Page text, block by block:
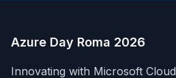
Azure Day Roma 2026
Innovating with Microsoft Cloud